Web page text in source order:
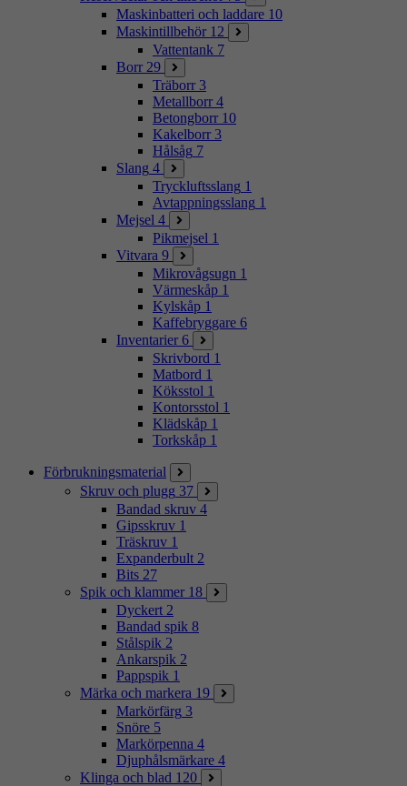
Maskinbatteri och laddare 10
Maskintillbehör 12
Vattentank 7
Borr 29
Träborr 3
Metallborr 4
Betongborr 10
Kakelborr 3
Hålsåg 7
Slang 4
Tryckluftsslang 1
Avtappningsslang 1
Mejsel 4
Pikmejsel 1
Vitvara 9
Mikrovågsugn 1
Värmeskåp 1
Kylskåp 1
Kaffebryggare 6
Inventarier 6
Skrivbord 1
Matbord 1
Köksstol 1
Kontorsstol 1
Klädskåp 1
Torkskåp 1
Förbrukningsmaterial
Skruv och plugg 37
Bandad skruv 4
Gipsskruv 1
Träskruv 1
Expanderbult 2
Bits 27
Spik och klammer 18
Dyckert 2
Bandad spik 8
Stålspik 2
Ankarspik 2
Pappspik 1
Märka och markera 19
Markörfärg 3
Snöre 5
Markörpenna 4
Djuphålsmärkare 4
Klinga och blad 120